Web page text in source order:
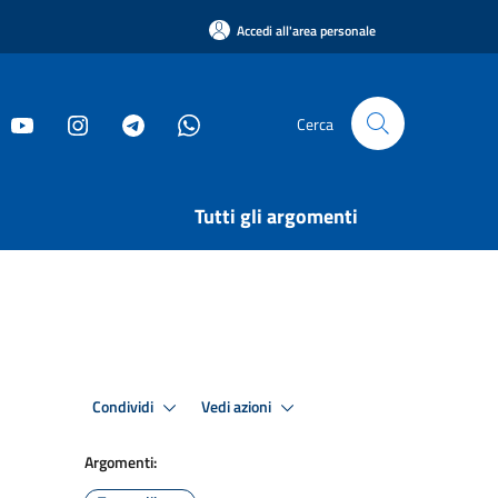
Accedi all'area personale
Cerca
Tutti gli argomenti
Condividi Vedi azioni
Argomenti: